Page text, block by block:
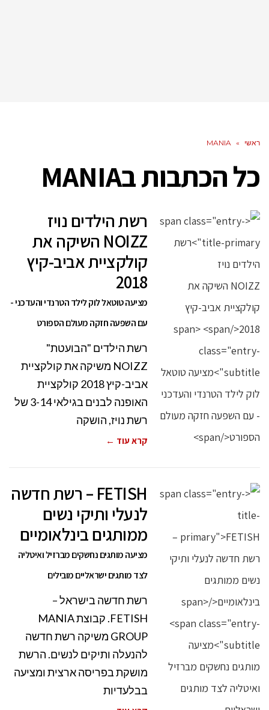
ראשי »
MANIA
כל הכתבות בMANIA
רשת הילדים נויז
NOIZZ השיקה את
קולקציית אביב-קיץ
2018
מציעה טוטאל לוק לילד הטרנדי והעדכני -
עם השפעה חזקה מעולם הספורט
רשת הילדים "הבועטת"
NOIZZ משיקה את קולקציית
אביב-קיץ 2018 קולקציית
האופנה לבנים בגילאי 3-14 של
רשת נויז, הושקה
קרא עוד ←
FETISH – רשת חדשה
לנעלי ותיקי נשים
ממותגים בינלאומיים
מציעה מותגים נחשקים מברזיל ואיטליה
לצד מותגים ישראליים מובילים
רשת חדשה בישראל –
FETISH. קבוצת MANIA
GROUP משיקה רשת חדשה
להנעלה ותיקים לנשים. הרשת
מושקת בפריסה ארצית ומציעה
בבלעדיות